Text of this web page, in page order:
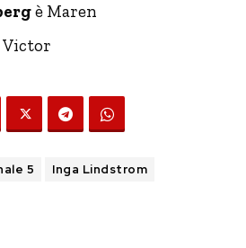
è Maren
Victor
5 Inga Lindstrom